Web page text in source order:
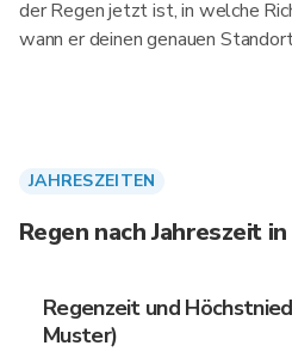
der Regen jetzt ist, in welche
wann er deinen genauen
JAHRESZEITEN
Regen nach Jahreszeit
Regenzeit und
Muster)